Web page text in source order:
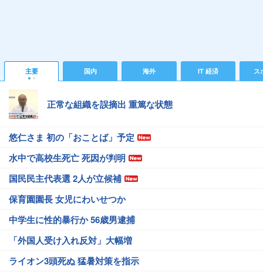
主要 国内 海外 IT 経済 ス
正常な組織を誤摘出 重篤な状態
悠仁さま 初の「おことば」予定
水中で高校生死亡 死因が判明
国民民主代表選 2人が立候補
保育園園長 女児にわいせつか
中学生に性的暴行か 56歳男逮捕
「外国人受け入れ反対」大幅増
ライオン3頭死ぬ 猛暑対策を指示